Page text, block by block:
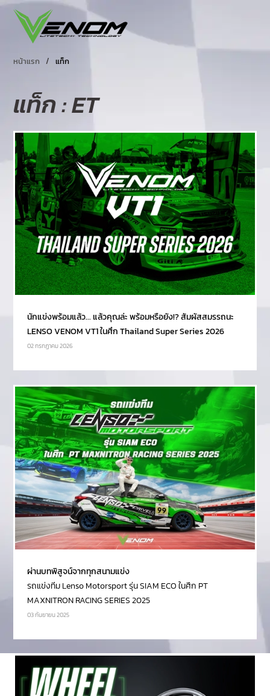
หน้าแรก / แท็ก
แท็ก : ET
นักแข่งพร้อมแล้ว... แล้วคุณล่ะ พร้อมหรือยัง!? สัมผัสสมรรถนะ
LENSO VENOM VT1 ในศึก Thailand Super Series 2026
02 กรกฏาคม 2026
ผ่านบทพิสูจน์จากทุกสนามแข่ง
รถแข่งทีม Lenso Motorsport รุ่น SIAM ECO ในศึก PT
MAXNITRON RACING SERIES 2025
03 กันยายน 2025